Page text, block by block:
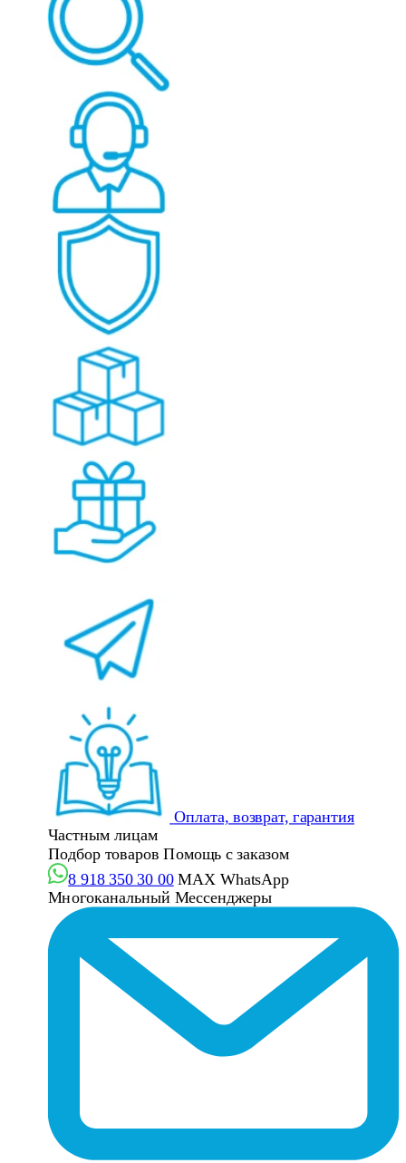
Оплата, возврат, гарантия
Частным лицам
Подбор товаров Помощь с заказом
8 918 350 30 00 MAX WhatsApp
Многоканальный Мессенджеры